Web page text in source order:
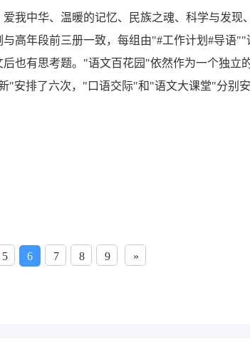
我中华、温暖的记忆、民族之魂、科学与发现
高年段前三册一致，每组由"#工作计划#导语
也有思考题。"语文百花园"依然作为一个独立
安排了六次，"口语交际"和"语文大课堂"分别
5 6 7 8 9 »